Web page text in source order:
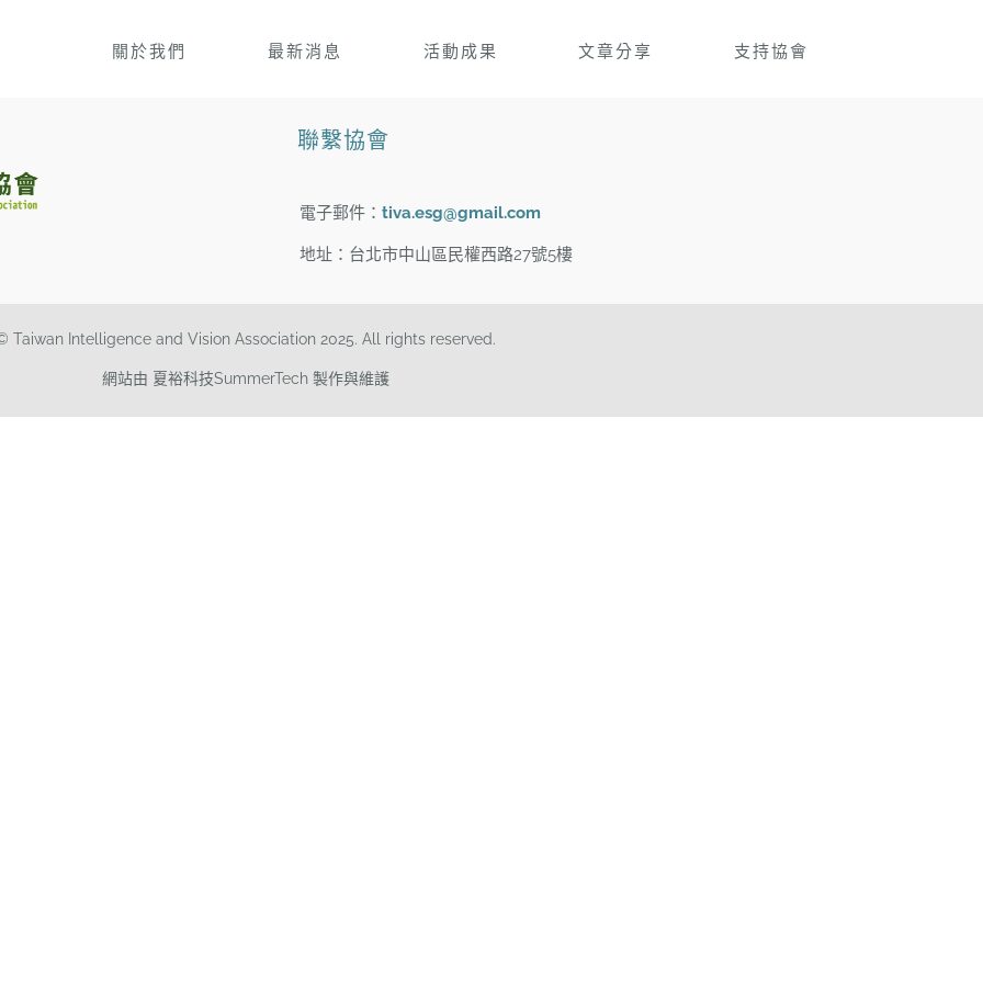
關於我們 最新消息 活動成果 文章分享 支持協會
聯繫協會
電子郵件： tiva.esg@gmail.com
地址：台北市中山區民權西路27號5樓
Taiwan Intelligence and Vision Association 2025. All rights reserved.
網站由 夏裕科技SummerTech 製作與維護